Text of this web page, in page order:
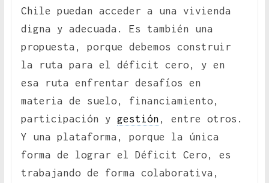
Chile puedan acceder a una vivienda
digna y adecuada. Es también una
propuesta, porque debemos construir
la ruta para el déficit cero, y en
esa ruta enfrentar desafíos en
materia de suelo, financiamiento,
participación y gestión , entre otros.
Y una plataforma, porque la única
forma de lograr el Déficit Cero, es
trabajando de forma colaborativa,